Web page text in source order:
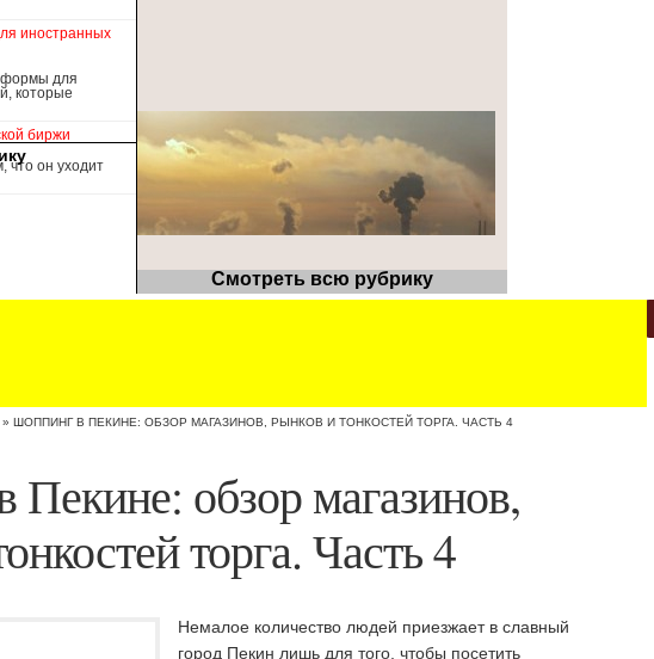
иностранных
для
которые
биржи
что он уходит
Смотреть всю рубрику
» ШОППИНГ В ПЕКИНЕ: ОБЗОР МАГАЗИНОВ, РЫНКОВ И ТОНКОСТЕЙ ТОРГА. ЧАСТЬ 4
обзор магазинов,
торга. Часть 4
Немалое количество людей приезжает в славный
город Пекин лишь для того, чтобы посетить